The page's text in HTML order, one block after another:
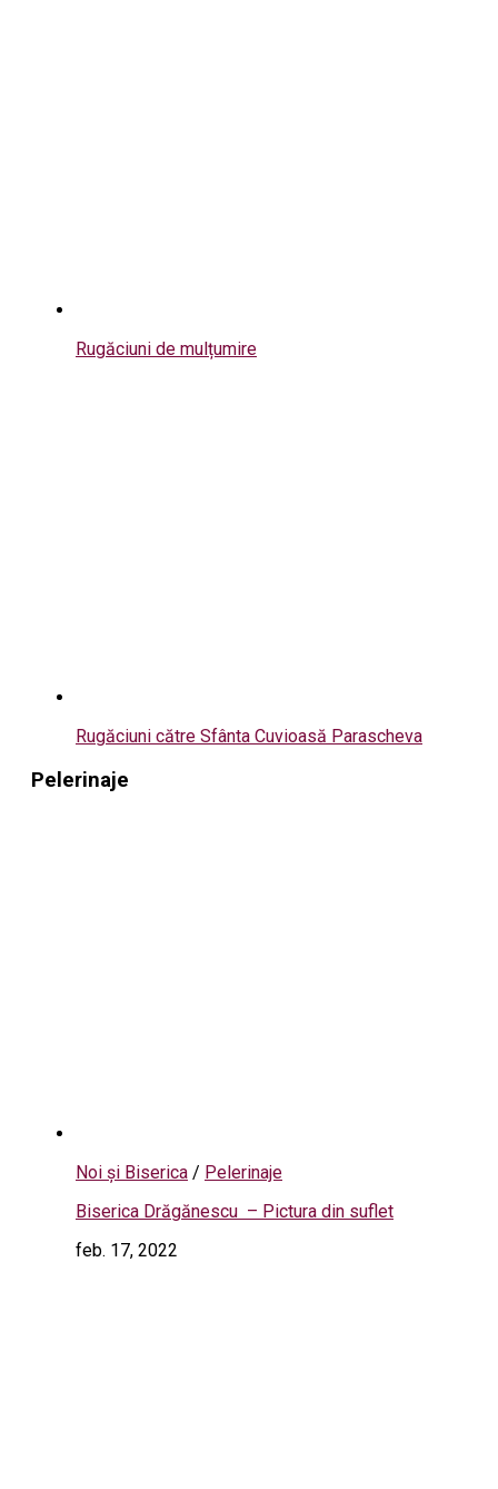
Rugăciuni de mulțumire
Rugăciuni către Sfânta Cuvioasă Parascheva
Pelerinaje
Noi și Biserica / Pelerinaje
Biserica Drăgănescu – Pictura din suflet
feb. 17, 2022